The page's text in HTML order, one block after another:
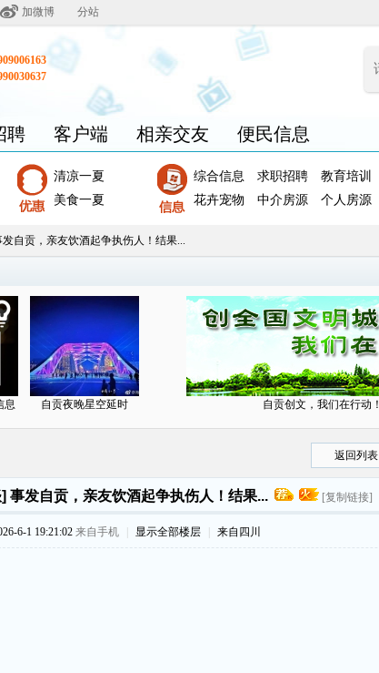
加微博 分站
聘 客户端 相亲交友 便民信息
清凉一夏
美食一夏
综合信息 求职招聘
教育培训
花卉宠物
中介房源 个人房源
发自贡，亲友饮酒起争执伤人！结果...
息 自贡夜晚星空延时 自贡创文，我们在行动！
返回列表
事发自贡，亲友饮酒起争执伤人！结果... [复制链接]
6-1 19:21:02 来自手机 显示全部楼层 来自四川